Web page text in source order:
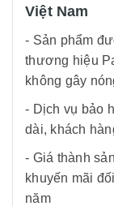
Việt Nam
- Sản phẩm
thương hiệu
không gây
- Dịch vụ bảo
dài, khách
- Giá thành
khuyến mãi
năm